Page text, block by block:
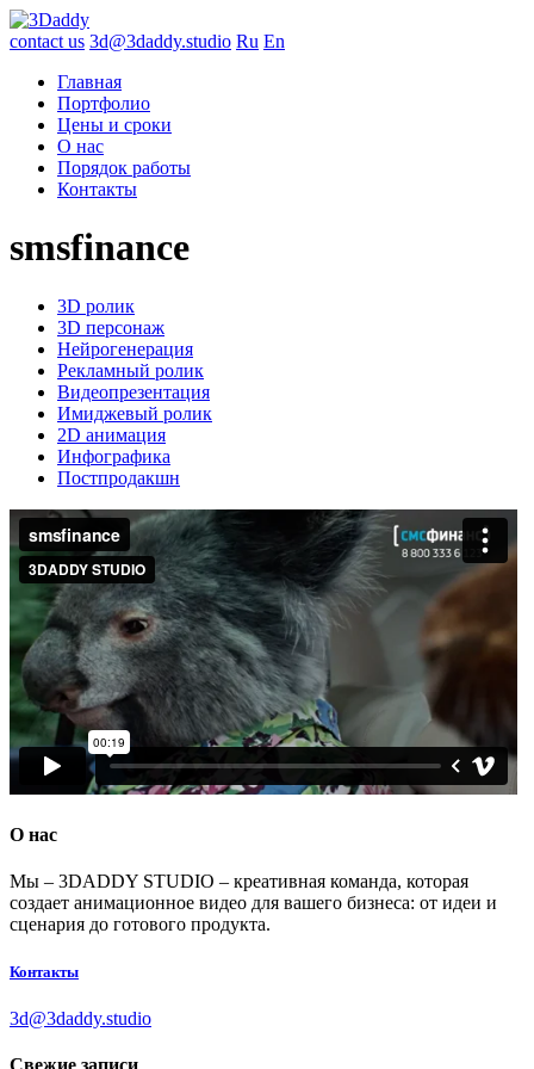
contact us 3d@3daddy.studio Ru En
Главная
Портфолио
Цены и сроки
О нас
Порядок работы
Контакты
smsfinance
3D ролик
3D персонаж
Нейрогенерация
Рекламный ролик
Видеопрезентация
Имиджевый ролик
2D анимация
Инфографика
Постпродакшн
О нас
Мы – 3DADDY STUDIO – креативная команда, которая
создает анимационное видео для вашего бизнеса: от идеи и
сценария до готового продукта.
Контакты
3d@3daddy.studio
Свежие записи